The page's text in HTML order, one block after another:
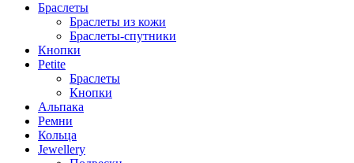
Браслеты
Браслеты из кожи
Браслеты-спутники
Кнопки
Petite
Браслеты
Кнопки
Альпака
Ремни
Кольца
Jewellery